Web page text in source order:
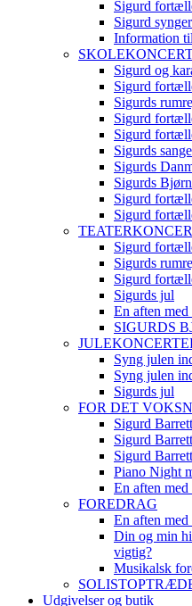
Sigurd
Sigurd
Information
Sigurd og
Sigurd
Sigurds
Sigurd
Sigurd
Sigurds
Sigurds
Sigurds
Sigurd
Sigurd
Sigurd
Sigurds
Sigurd
Sigurds jul
En aften
SIGURDS
Syng julen
Syng julen
Sigurds jul
FOR DET
Sigurd
Sigurd
Sigurd
Piano Night
En aften
FOREDRAG
En aften
Din og min
vigtig?
Musikalsk
Udgivelser og butik